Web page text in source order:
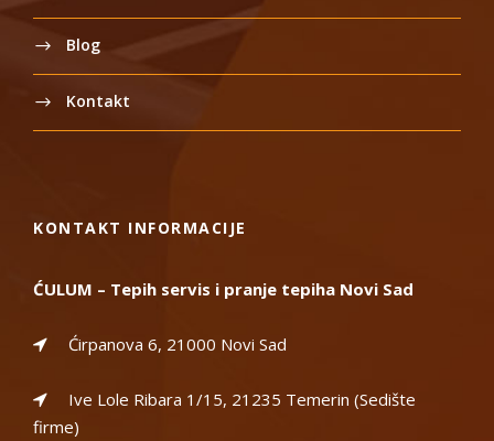
Blog
Kontakt
KONTAKT INFORMACIJE
ĆULUM – Tepih servis i pranje tepiha Novi Sad
Ćirpanova 6, 21000 Novi Sad
Ive Lole Ribara 1/15, 21235 Temerin (Sedište
firme)